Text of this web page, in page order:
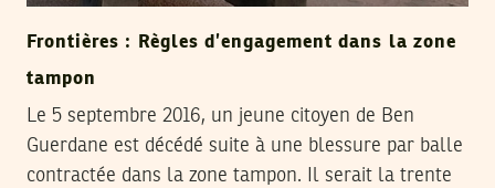
Frontières : Règles d’engagement dans la zone
tampon
Le 5 septembre 2016, un jeune citoyen de Ben
Guerdane est décédé suite à une blessure par balle
contractée dans la zone tampon. Il serait la trente